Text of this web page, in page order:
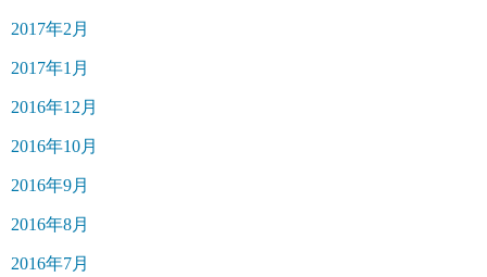
2017年2月
2017年1月
2016年12月
2016年10月
2016年9月
2016年8月
2016年7月